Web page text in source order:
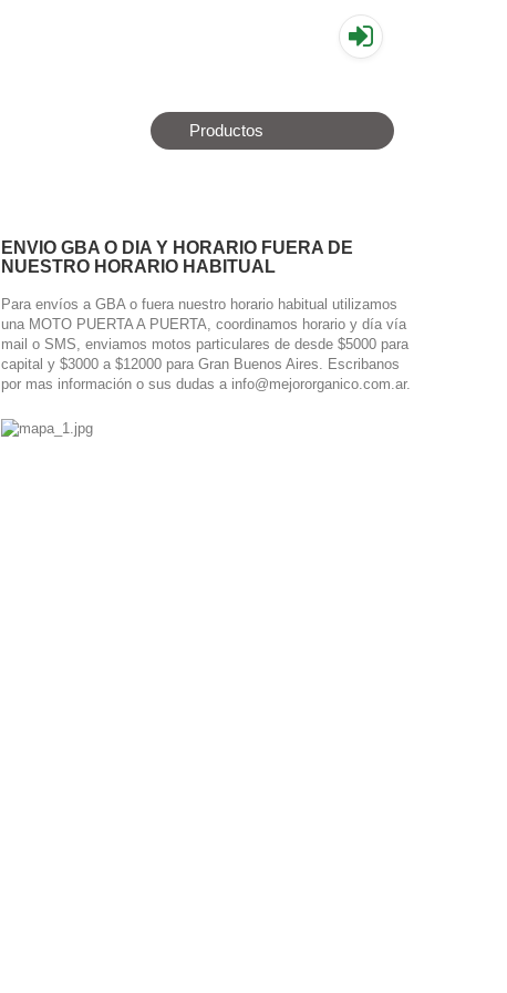
▤
Productos
ENVIO GBA O DIA Y HORARIO FUERA DE
NUESTRO HORARIO HABITUAL
Para envíos a GBA o fuera nuestro horario habitual utilizamos
una MOTO PUERTA A PUERTA, coordinamos horario y día vía
mail o SMS, enviamos motos particulares de desde $5000 para
capital y $3000 a $12000 para Gran Buenos Aires. Escribanos
por mas información o sus dudas a info@mejororganico.com.ar.